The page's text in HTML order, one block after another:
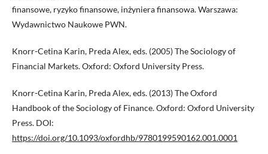
finansowe, ryzyko finansowe, inżyniera finansowa. Warszawa:
Wydawnictwo Naukowe PWN.
Knorr-Cetina Karin, Preda Alex, eds. (2005) The Sociology of
Financial Markets. Oxford: Oxford University Press.
Knorr-Cetina Karin, Preda Alex, eds. (2013) The Oxford
Handbook of the Sociology of Finance. Oxford: Oxford University
Press. DOI:
https://doi.org/10.1093/oxfordhb/9780199590162.001.0001